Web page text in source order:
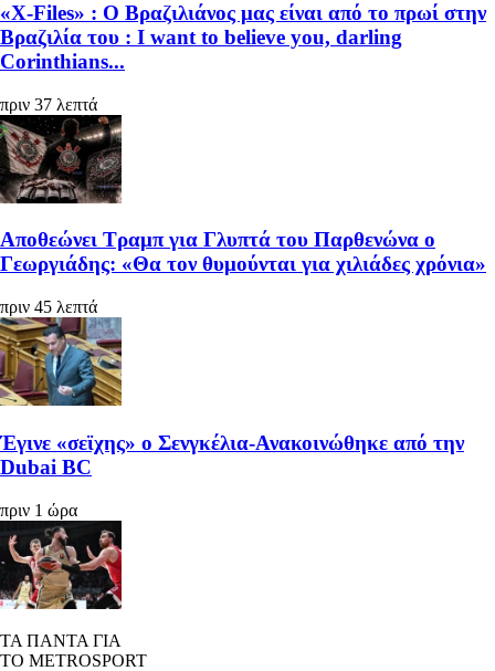
«X-Files» : Ο Βραζιλιάνος μας είναι από το πρωί στην
Βραζιλία του : I want to believe you, darling
Corinthians...
πριν 37 λεπτά
Αποθεώνει Τραμπ για Γλυπτά του Παρθενώνα ο
Γεωργιάδης: «Θα τον θυμούνται για χιλιάδες χρόνια»
πριν 45 λεπτά
Έγινε «σεϊχης» ο Σενγκέλια-Ανακοινώθηκε από την
Dubai BC
πριν 1 ώρα
ΤΑ ΠΑΝΤΑ ΓΙΑ
ΤΟ METROSPORT